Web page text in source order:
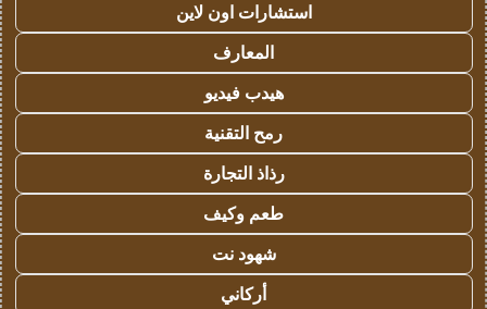
استشارات اون لاين
المعارف
هيدب فيديو
رمح التقنية
رذاذ التجارة
طعم وكيف
شهود نت
أركاني